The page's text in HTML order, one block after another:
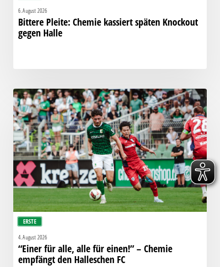
6. August 2026
Bittere Pleite: Chemie kassiert späten Knockout
gegen Halle
ERSTE
“Einer
für
alle,
alle
für
einen!”
–
Chemie
empfängt
den
Halleschen
FC
4. August 2026
“Einer für alle, alle für einen!” – Chemie
empfängt den Halleschen FC